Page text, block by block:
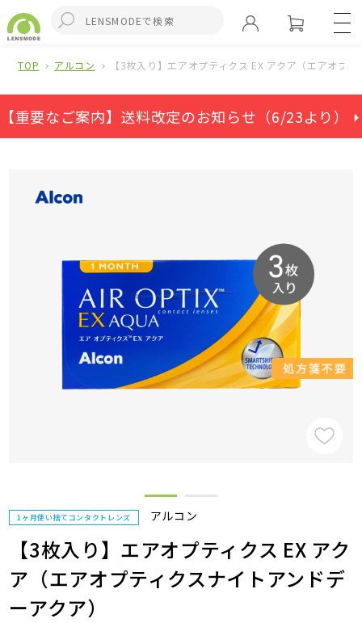
TOP アルコン 【3枚入り】エアオプティクス EX アクア（エアオプ
【重要なご案内】送料改定のお知らせ（6/23より） ⏵
1ヶ月使い捨てコンタクトレンズ アルコン
【3枚入り】エアオプティクス EX アク
ア（エアオプティクスナイトアンドデ
ーアクア）